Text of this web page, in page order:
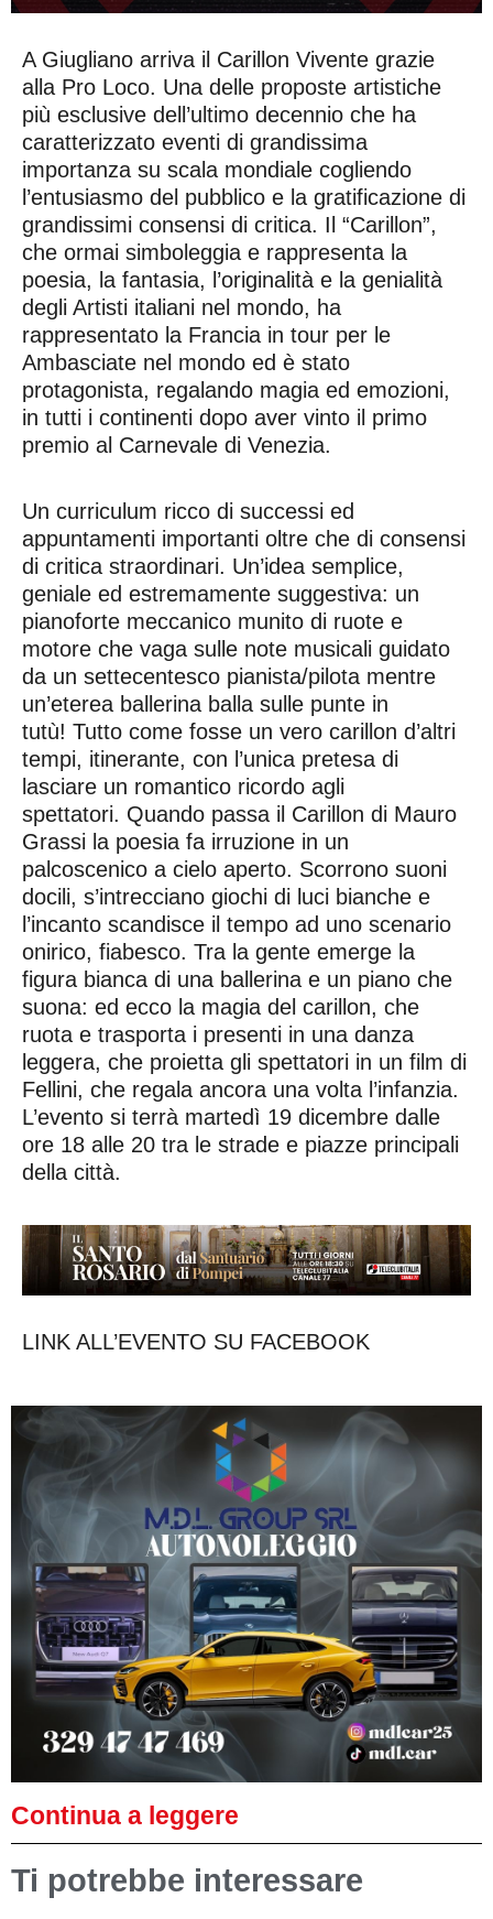
A Giugliano arriva il Carillon Vivente grazie
alla Pro Loco. Una delle proposte artistiche
più esclusive dell’ultimo decennio che ha
caratterizzato eventi di grandissima
importanza su scala mondiale cogliendo
l’entusiasmo del pubblico e la gratificazione di
grandissimi consensi di critica. Il “Carillon”,
che ormai simboleggia e rappresenta la
poesia, la fantasia, l’originalità e la genialità
degli Artisti italiani nel mondo, ha
rappresentato la Francia in tour per le
Ambasciate nel mondo ed è stato
protagonista, regalando magia ed emozioni,
in tutti i continenti dopo aver vinto il primo
premio al Carnevale di Venezia.
Un curriculum ricco di successi ed
appuntamenti importanti oltre che di consensi
di critica straordinari. Un’idea semplice,
geniale ed estremamente suggestiva: un
pianoforte meccanico munito di ruote e
motore che vaga sulle note musicali guidato
da un settecentesco pianista/pilota mentre
un’eterea ballerina balla sulle punte in
tutù! Tutto come fosse un vero carillon d’altri
tempi, itinerante, con l’unica pretesa di
lasciare un romantico ricordo agli
spettatori. Quando passa il Carillon di Mauro
Grassi la poesia fa irruzione in un
palcoscenico a cielo aperto. Scorrono suoni
docili, s’intrecciano giochi di luci bianche e
l’incanto scandisce il tempo ad uno scenario
onirico, fiabesco. Tra la gente emerge la
figura bianca di una ballerina e un piano che
suona: ed ecco la magia del carillon, che
ruota e trasporta i presenti in una danza
leggera, che proietta gli spettatori in un film di
Fellini, che regala ancora una volta l’infanzia.
L’evento si terrà martedì 19 dicembre dalle
ore 18 alle 20 tra le strade e piazze principali
della città.
LINK ALL’EVENTO SU FACEBOOK
Continua a leggere
Ti potrebbe interessare